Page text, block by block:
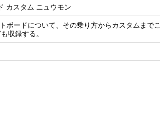
カスタム ニュウモン
ボードについて、その乗り方からカスタムまで
収録する。